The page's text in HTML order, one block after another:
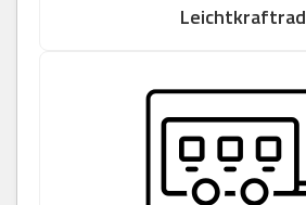
Leichtkraftrad